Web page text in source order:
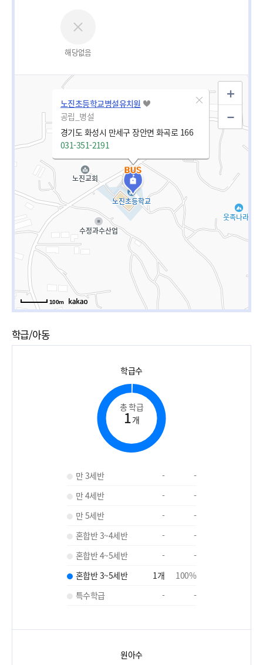
해당없음
노진초등학교병설유치원
공립_병설
경기도 화성시 만세구 장안면 화곡로 166
031-351-2191
100m
학급/아동
학급수
총 학급
1개
만 3세반 -
-
만 4세반
-
-
만 5세반
-
-
혼합반 3~4세반
-
-
혼합반 4~5세반
-
-
혼합반 3~5세반
1개 100%
특수학급
- -
원아수